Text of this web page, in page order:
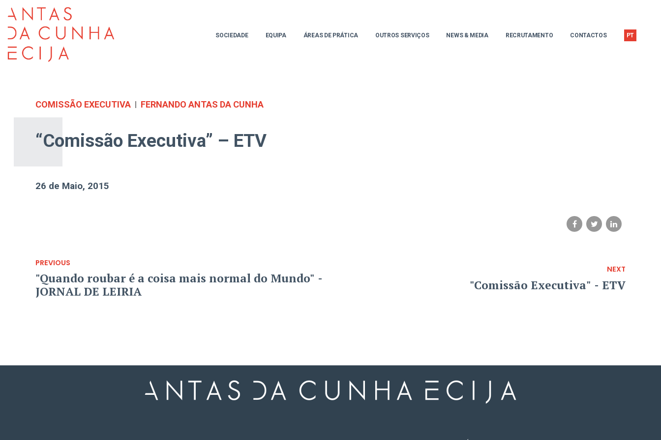
SOCIEDADE EQUIPA ÁREAS DE PRÁTICA OUTROS SERVIÇOS NEWS & MEDIA RECRUTAMENTO CONTACTOS PT
COMISSÃO EXECUTIVA FERNANDO ANTAS DA CUNHA
“Comissão Executiva” – ETV
26 de Maio, 2015
PREVIOUS
"Quando roubar é a coisa mais normal do Mundo" -
JORNAL DE LEIRIA
NEXT
"Comissão Executiva" - ETV